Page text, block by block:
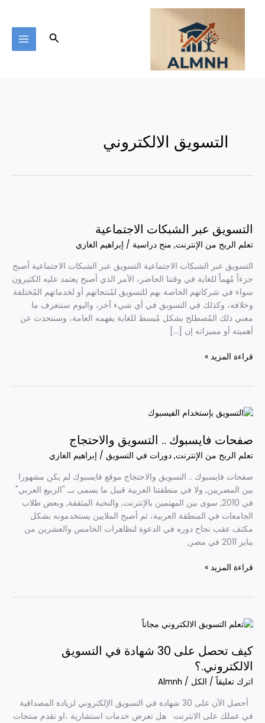
تخطي
البحث
التسويق الالكتروني
التسويق عبر الشبكات الاجتماعية
تعلم الربح من الإنترنت, منح دراسية / إبراهيم الغازي
التسويق عبر الشبكات الاجتماعية التسويق عبر الشبكات الاجتماعية أصبح
جزءاً مُهماً للغاية في وقتنا الحاضر، الأمر الذي أصبح يعتمد عليه الكثيرون
سواء في شركاتهم الخاصة بهم للتسويق لمُنتجاتهم أو لخدماتهم المُختلفة
وخلافه، وكذلك في التسويق في أي شيء آخر، واليوم سنتعرف ما
معني ذلك المُصطلح بشكل مُبسط للغاية يفهمه العامة، وسنتحدث عن
أهميته أو مميزاته إن […]
الشبكات
الاجتماعية
قراءة المزيد »
صفحات فايسبوك .. التسويق والاحتجاج
تعلم الربح من الإنترنت, دورات في التسويق / إبراهيم الغازي
صفحات فايسبوك .. التسويق والاحتجاج موقع فايسبوك لم يكن مشهورا
بين المصريين, ولا في منطقتنا العربية قبيل ما يسمى بــ "الربيع العربي"
في 2010, سوى بين المهتمين بالإنترنت, والنخبة المثقفة, وبعض طلاب
الجامعات في المنطقة العربية، ثم أصبح الملايين يستخدمونه بشكل
مكثف عقب نجاح دوره في الدعوة لتظاهرات الخامس والعشرين من
يناير 2011 في مصر,
صفحات
..
التسويق
والاحتجاج
قراءة المزيد »
كيف تحصل على 30 شهادة في التسويق
الالكتروني.؟
اترك تعليقاً / الكل /
Almnh
أحصل الآن على 30 شهادة في التسويق الإلكتروني لزيادة المصداقية
في عملك على الانترنت هل تعرض خدمات استشارية ،او تقدم منتجات
كيف
على
30
شهادة
في
التسويق
الالكتروني.؟